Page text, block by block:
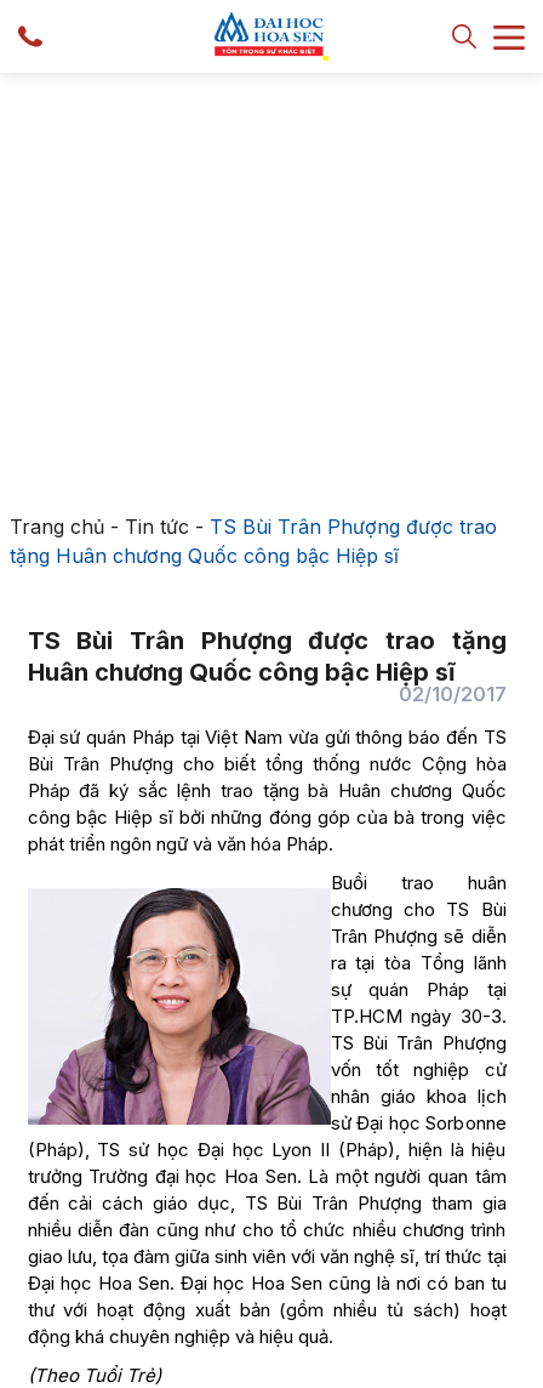
Trang chủ- Tin tức - TS Bùi Trân Phượng được trao
tặng Huân chương Quốc công bậc Hiệp sĩ
TS Bùi Trân Phượng được trao tặng
Huân chương Quốc công bậc Hiệp sĩ
02/10/2017
Đại sứ quán Pháp tại Việt Nam vừa gửi thông báo đến TS
Bùi Trân Phượng cho biết tổng thống nước Cộng hòa
Pháp đã ký sắc lệnh trao tặng bà Huân chương Quốc
công bậc Hiệp sĩ bởi những đóng góp của bà trong việc
phát triển ngôn ngữ và văn hóa Pháp.
Buổi trao huân
chương cho TS Bùi
Trân Phượng sẽ diễn
ra tại tòa Tổng lãnh
sự quán Pháp tại
TP.HCM ngày 30-3.
TS Bùi Trân Phượng
vốn tốt nghiệp cử
nhân giáo khoa lịch
sử Đại học Sorbonne
(Pháp), TS sử học Đại học Lyon II (Pháp), hiện là hiệu
trưởng Trường đại học Hoa Sen. Là một người quan tâm
đến cải cách giáo dục, TS Bùi Trân Phượng tham gia
nhiều diễn đàn cũng như cho tổ chức nhiều chương trình
giao lưu, tọa đàm giữa sinh viên với văn nghệ sĩ, trí thức tại
Đại học Hoa Sen. Đại học Hoa Sen cũng là nơi có ban tu
thư với hoạt động xuất bản (gồm nhiều tủ sách) hoạt
động khá chuyên nghiệp và hiệu quả.
(Theo Tuổi Trẻ)